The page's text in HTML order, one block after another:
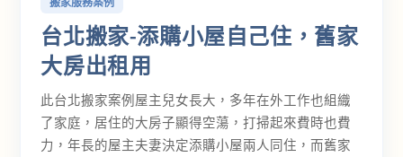
台北搬家-添購小屋自己住，舊家
大房出租用
此台北搬家案例屋主兒女長大，多年在外工作也組織
了家庭，居住的大房子顯得空蕩，打掃起來費時也費
力，年長的屋主夫妻決定添購小屋兩人同住，而舊家